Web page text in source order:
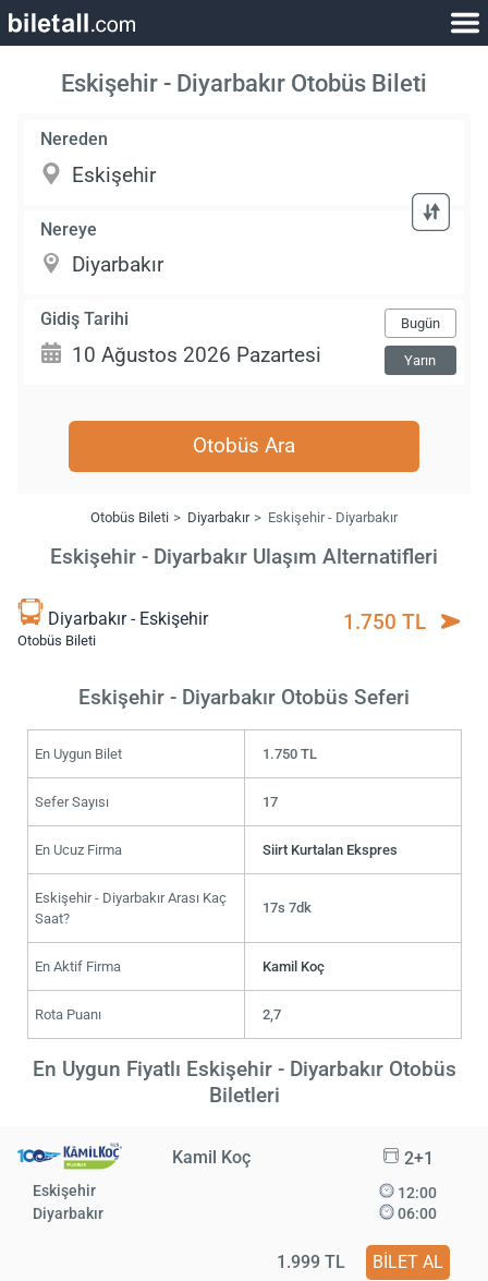
Eskişehir - Diyarbakır Otobüs Bileti
Nereden
Nereye
Gidiş Tarihi Bugün
Yarın
Otobüs Ara
Otobüs Bileti Diyarbakır Eskişehir - Diyarbakır
Eskişehir - Diyarbakır Ulaşım Alternatifleri
Diyarbakır - Eskişehir
Otobüs Bileti
1.750 TL
Eskişehir - Diyarbakır Otobüs Seferi
En Uygun Bilet 1.750 TL
Sefer Sayısı 17
En Ucuz Firma Siirt Kurtalan Ekspres
Eskişehir - Diyarbakır Arası Kaç
Saat?
17s 7dk
En Aktif Firma Kamil Koç
Rota Puanı 2,7
En Uygun Fiyatlı Eskişehir - Diyarbakır Otobüs
Biletleri
Kamil Koç 2+1
Eskişehir
Diyarbakır
12:00
06:00
1.999 TL BİLET AL